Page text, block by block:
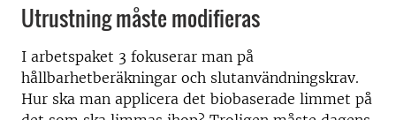
Utrustning måste modifieras
I arbetspaket 3 fokuserar man på
hållbarhetberäkningar och slutanvändningskrav.
Hur ska man applicera det biobaserade limmet på